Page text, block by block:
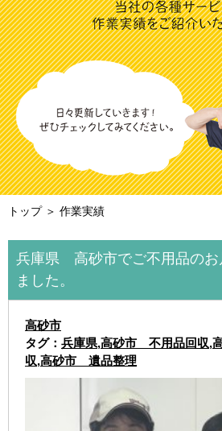
トップ＞ 作業実績
兵庫県 高砂市でご不用品のお
ました。
高砂市
タグ： 兵庫県,高砂市 不用品回収,
収,高砂市 遺品整理